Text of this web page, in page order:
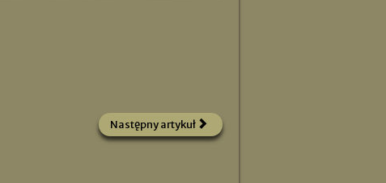
Następny artykuł